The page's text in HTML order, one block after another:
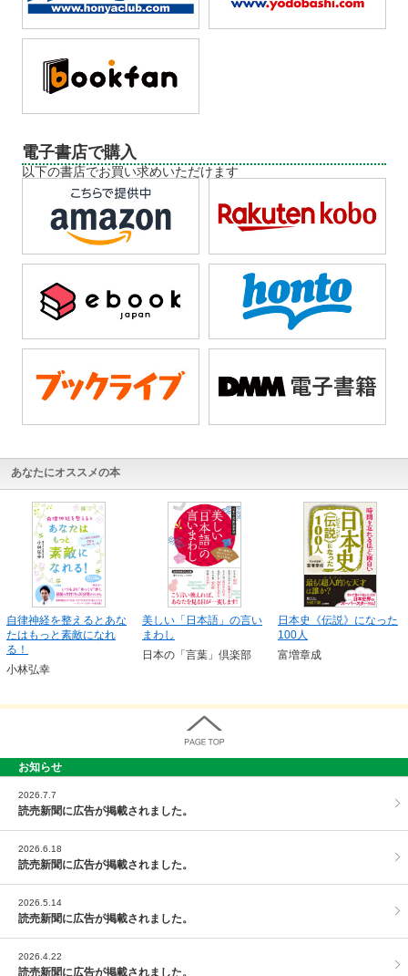
電子書店で購入
以下の書店でお買い求めいただけます
あなたにオススメの本
自律神経を整えるとあな
たはもっと素敵になれ
る！
小林弘幸
美しい「日本語」の言い
まわし
日本の「言葉」倶楽部
日本史《伝説》になった
100人
富増章成
お知らせ
2026.7.7
読売新聞に広告が掲載されました。
2026.6.18
読売新聞に広告が掲載されました。
2026.5.14
読売新聞に広告が掲載されました。
2026.4.22
読売新聞に広告が掲載されました。
PAGE TOP